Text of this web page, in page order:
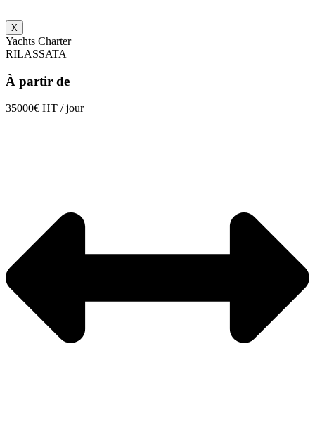
X
Yachts Charter
RILASSATA
À partir de
35000€ HT / jour